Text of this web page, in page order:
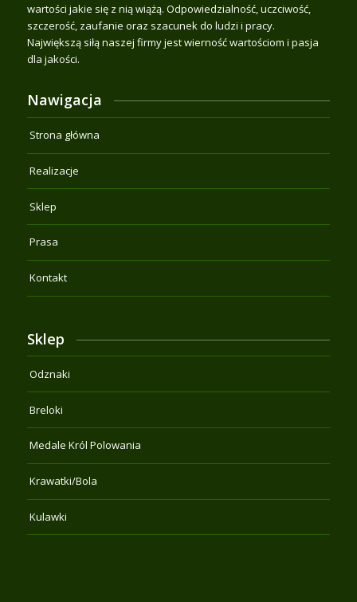
wartości jakie się z nią wiążą. Odpowiedzialność, uczciwość,
szczerość, zaufanie oraz szacunek do ludzi i pracy.
Największą siłą naszej firmy jest wierność wartościom i pasja
dla jakości.
Nawigacja
Strona główna
Realizacje
Sklep
Prasa
Kontakt
Sklep
Odznaki
Breloki
Medale Król Polowania
Krawatki/Bola
Kulawki